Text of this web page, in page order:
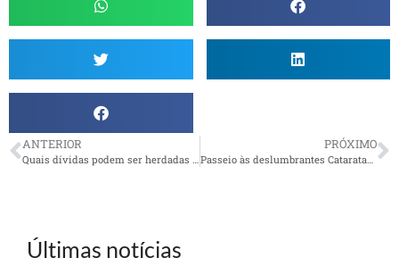
ANTERIOR
Quais dívidas podem ser herdadas e quais prescrevem após a morte do titular?
PRÓXIMO
Passeio às deslumbrantes Cataratas do Iguaçu, de 25 a 29/11
Últimas notícias